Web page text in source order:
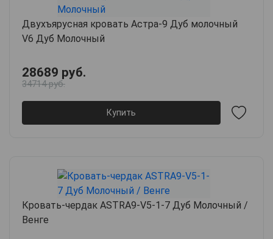
Двухъярусная кровать Астра-9 Дуб молочный
V6 Дуб Молочный
28689 руб.
34714 руб.
Купить
Кровать-чердак ASTRA9-V5-1-7 Дуб Молочный /
Венге